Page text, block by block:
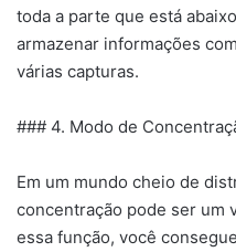
toda a parte que está
armazenar informações
várias capturas.
### 4. Modo de
Em um mundo cheio de
concentração pode ser um
essa função, você